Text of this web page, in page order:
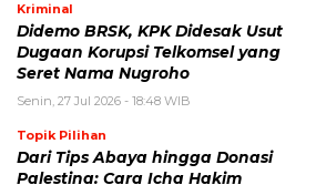
Kriminal
Didemo BRSK, KPK Didesak Usut
Dugaan Korupsi Telkomsel yang
Seret Nama Nugroho
Senin, 27 Jul 2026 - 18:48 WIB
Topik Pilihan
Dari Tips Abaya hingga Donasi
Palestina: Cara Icha Hakim